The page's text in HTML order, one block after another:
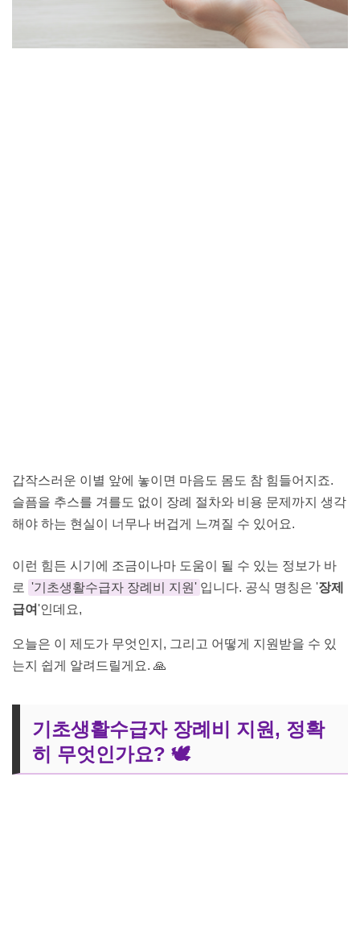
갑작스러운 이별 앞에 놓이면 마음도 몸도 참 힘들어지죠.
슬픔을 추스를 겨를도 없이 장례 절차와 비용 문제까지 생각
해야 하는 현실이 너무나 버겁게 느껴질 수 있어요.
이런 힘든 시기에 조금이나마 도움이 될 수 있는 정보가 바
로 '기초생활수급자 장례비 지원' 입니다. 공식 명칭은 '장제
급여'인데요,
오늘은 이 제도가 무엇인지, 그리고 어떻게 지원받을 수 있
는지 쉽게 알려드릴게요. 🙏
기초생활수급자 장례비 지원, 정확
히 무엇인가요? 🕊️